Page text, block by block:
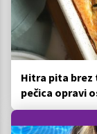
Hitra pita brez
pečica opravi